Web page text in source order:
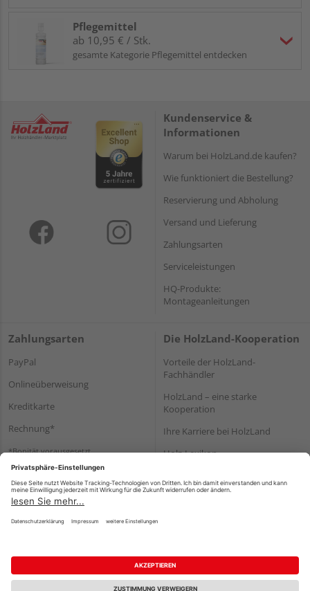
Pflegemittel
ab 10,95 € / Stk.
gesamte Kategorie Pflegemittel entdecken
Kundenservice &
Informationen
Warum bei HolzLand.de kaufen?
Wie funktioniert die Bestellung?
Reservierung und Abholung
Versand und Lieferung
Zahlungsarten
Serviceleistungen
HQ-Produkte:
Montageanleitungen
Zahlungsarten
PayPal
Onlineüberweisung
Kreditkarte
Rechnung*
*Bonität vorausgesetzt
Die HolzLand-Kooperation
Vorteile der HolzLand-
Fachhändler
HolzLand – eine starke
Kooperation
Ihre Karriere bei HolzLand
Holz-Lexikon
Impressum Datenschutz
Nutzungsbedingungen
Barrierefreiheitserklärung
Vertrag widerrufen